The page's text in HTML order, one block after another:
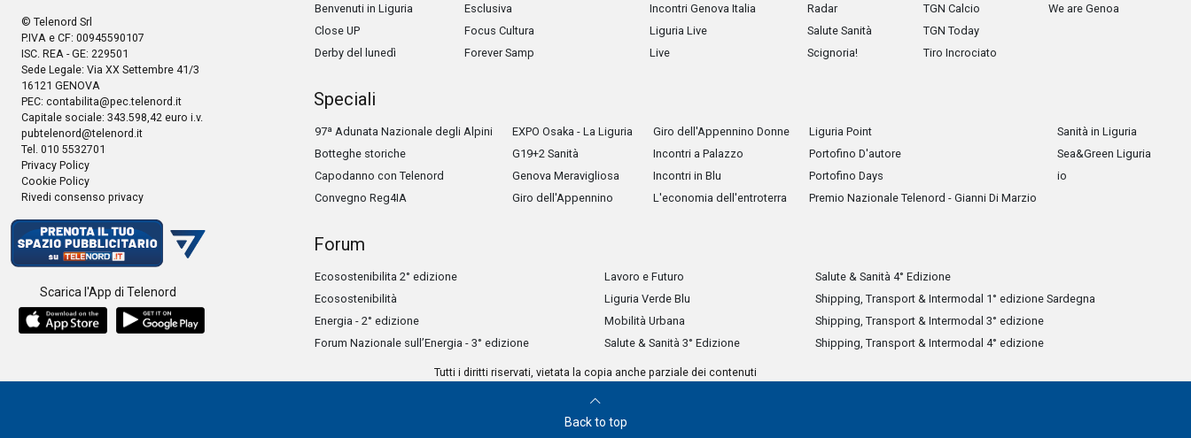
© Telenord Srl
P.IVA e CF: 00945590107
ISC. REA - GE: 229501
Sede Legale: Via XX Settembre 41/3
16121 GENOVA
PEC: contabilita@pec.telenord.it
Capitale sociale: 343.598,42 euro i.v.
pubtelenord@telenord.it
Tel. 010 5532701
Privacy Policy
Cookie Policy
Rivedi consenso privacy
Scarica l'App di Telenord
Benvenuti in Liguria
Close UP
Derby del lunedì
Esclusiva
Focus Cultura
Forever Samp
Incontri Genova Italia
Liguria Live
Live
Radar
Salute Sanità
Scignoria!
TGN Calcio
TGN Today
Tiro Incrociato
We are Genoa
Speciali
97ª Adunata Nazionale degli Alpini
Botteghe storiche
Capodanno con Telenord
Convegno Reg4IA
EXPO Osaka - La Liguria
G19+2 Sanità
Genova Meravigliosa
Giro dell'Appennino
Giro dell'Appennino Donne
Incontri a Palazzo
Incontri in Blu
L'economia dell'entroterra
Liguria Point
Portofino D'autore
Portofino Days
Premio Nazionale Telenord - Gianni Di Marzio
Sanità in Liguria
Sea&Green Liguria
io
Forum
Ecosostenibilita 2° edizione
Ecosostenibilità
Energia - 2° edizione
Forum Nazionale sull’Energia - 3° edizione
Lavoro e Futuro
Liguria Verde Blu
Mobilità Urbana
Salute & Sanità 3° Edizione
Salute & Sanità 4° Edizione
Shipping, Transport & Intermodal 1° edizione Sardegna
Shipping, Transport & Intermodal 3° edizione
Shipping, Transport & Intermodal 4° edizione
Tutti i diritti riservati, vietata la copia anche parziale dei contenuti
Back to top